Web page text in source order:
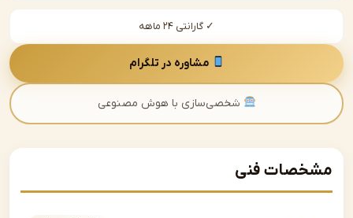
مشاوره در تلگرام
شخصی‌سازی با هوش مصنوعی
فنی